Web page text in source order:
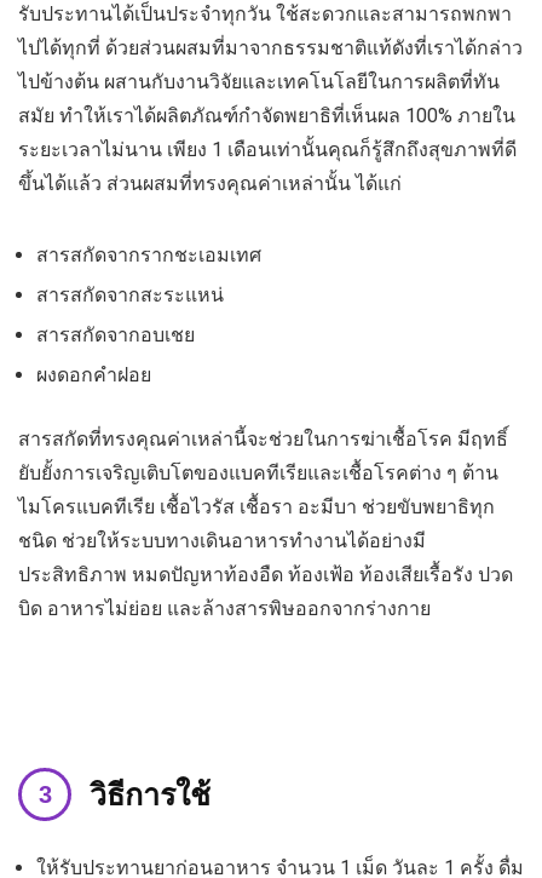
รับประทานได้เป็นประจำทุกวัน ใช้สะดวกและสามารถพกพา
ไปได้ทุกที่ ด้วยส่วนผสมที่มาจากธรรมชาติแท้ดังที่เราได้กล่าว
ไปข้างต้น ผสานกับงานวิจัยและเทคโนโลยีในการผลิตที่ทัน
สมัย ทำให้เราได้ผลิตภัณฑ์กำจัดพยาธิที่เห็นผล 100% ภายใน
ระยะเวลาไม่นาน เพียง 1 เดือนเท่านั้นคุณก็รู้สึกถึงสุขภาพที่ดี
ขึ้นได้แล้ว ส่วนผสมที่ทรงคุณค่าเหล่านั้น ได้แก่
สารสกัดจากรากชะเอมเทศ
สารสกัดจากสะระแหน่
สารสกัดจากอบเชย
ผงดอกคำฝอย
สารสกัดที่ทรงคุณค่าเหล่านี้จะช่วยในการฆ่าเชื้อโรค มีฤทธิ์
ยับยั้งการเจริญเติบโตของแบคทีเรียและเชื้อโรคต่าง ๆ ต้าน
ไมโครแบคทีเรีย เชื้อไวรัส เชื้อรา อะมีบา ช่วยขับพยาธิทุก
ชนิด ช่วยให้ระบบทางเดินอาหารทำงานได้อย่างมี
ประสิทธิภาพ หมดปัญหาท้องอืด ท้องเฟ้อ ท้องเสียเรื้อรัง ปวด
บิด อาหารไม่ย่อย และล้างสารพิษออกจากร่างกาย
วิธีการใช้
ให้รับประทานยาก่อนอาหาร จำนวน 1 เม็ด วันละ 1 ครั้ง ดื่ม